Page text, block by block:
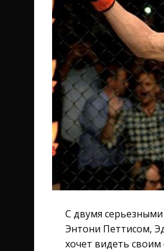
С двумя
Энтони Петтисом,
хочет видеть